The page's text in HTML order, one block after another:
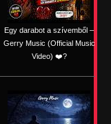
Egy darabot a szívemből –
Gerry Music (Official Music
Video) ❤️?